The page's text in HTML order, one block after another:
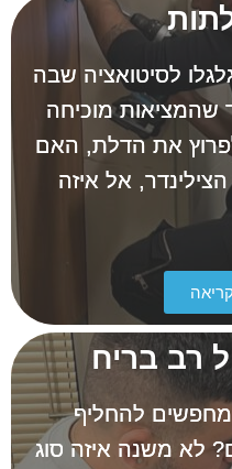
לסיטואציה שבה
מוכיחה
את הדלת, האם
אל איזה
רב בריח
להחליף
לא משנה איזה סוג